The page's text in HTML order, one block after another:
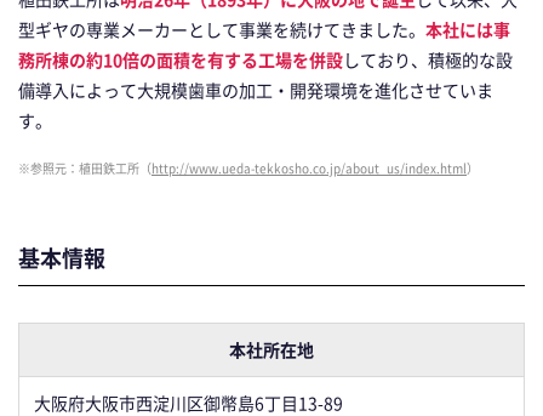
型ギヤの専業メーカーとして事業を続けてきました。 本社には事
務所棟の約10倍の面積を有する工場を併設しており、積極的な設
備導入によって大規模歯車の加工・開発環境を進化させていま
す。
※参照元：植田鉄工所（http://www.ueda-tekkosho.co.jp/about_us/index.html）
基本情報
本社所在地
大阪府大阪市西淀川区御幣島6丁目13-89